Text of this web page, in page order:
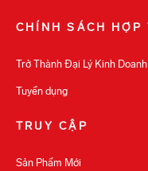
CHÍNH SÁCH HỢP
Trở Thành Đại Lý Kinh Doanh
Tuyển dụng
TRUY CẬP
Sản Phẩm Mới